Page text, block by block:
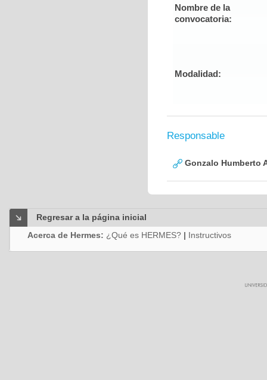
Nombre de la
convocatoria:
Modalidad:
Responsable
Gonzalo Humberto
Regresar a la página inicial
Acerca de Hermes: ¿Qué es HERMES? | Instructivos